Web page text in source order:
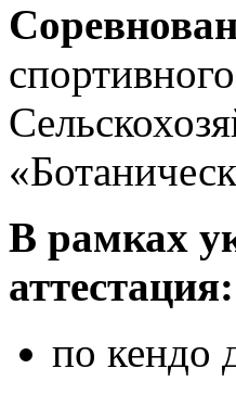
В рамках
аттестация:
по кендо